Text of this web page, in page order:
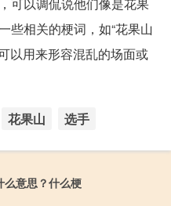
可以调侃说他们像是花果
些相关的梗词，如“花果山
以用来形容混乱的场面或
花果山 选手
么意思？什么梗